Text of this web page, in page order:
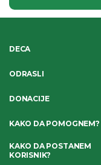
DECA
ODRASLI
DONACIJE
KAKO DA POMOGNEM?
KAKO DA POSTANEM
KORISNIK?